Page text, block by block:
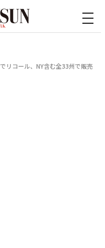
リコール、NY含む全33州で販売